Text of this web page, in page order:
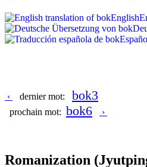
English
‹ dernier mot: bok3
prochain mot: bok6 ›
Romanization